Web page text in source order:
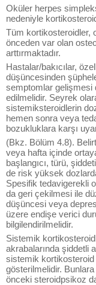
Oküler herpes
nedeniyle
Tüm kortikosteroidler,
önceden var olan
arttırmaktadır.
Hastalar/bakıcılar,
düşüncesinden
semptomlar gelişmesi
edilmelidir. Seyrek
sistemiksteroidlerin
hemen sonra veya
bozukluklara karşı
(Bkz. Bölüm 4.8).
veya hafta içinde
başlangıcı, türü,
de risk yüksek
Spesifik tedavigerekli
da geri çekilmesi ile
düşüncesi veya
üzere endişe verici
bilgilendirilmelidir.
Sistemik
akrabalarında şiddetli
sistemik kortikosteroid
gösterilmelidir.
önceki steroidpsikoz